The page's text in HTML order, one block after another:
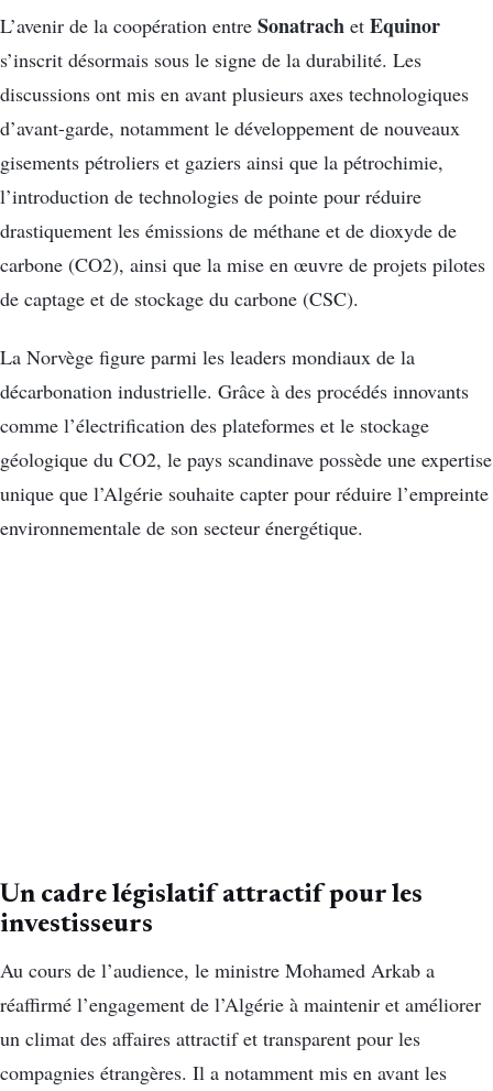
L’avenir de la coopération entre Sonatrach et Equinor
s’inscrit désormais sous le signe de la durabilité. Les
discussions ont mis en avant plusieurs axes technologiques
d’avant-garde, notamment le développement de nouveaux
gisements pétroliers et gaziers ainsi que la pétrochimie,
l’introduction de technologies de pointe pour réduire
drastiquement les émissions de méthane et de dioxyde de
carbone (CO2), ainsi que la mise en œuvre de projets pilotes
de captage et de stockage du carbone (CSC).
La Norvège figure parmi les leaders mondiaux de la
décarbonation industrielle. Grâce à des procédés innovants
comme l’électrification des plateformes et le stockage
géologique du CO2, le pays scandinave possède une expertise
unique que l’Algérie souhaite capter pour réduire l’empreinte
environnementale de son secteur énergétique.
Un cadre législatif attractif pour les
investisseurs
Au cours de l’audience, le ministre Mohamed Arkab a
réaffirmé l’engagement de l’Algérie à maintenir et améliorer
un climat des affaires attractif et transparent pour les
compagnies étrangères. Il a notamment mis en avant les